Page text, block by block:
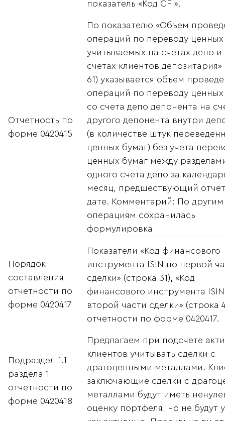
показатель «Код CFI».
Отчетность по
форме 0420415
По показателю «Объем
операций по переводу ценных
учитываемых на счетах депо и
счетах клиентов депозитария»
61) указывается объем
операций по переводу ценных
со счета депо депонента на
другого депонента внутри
(в количестве штук
ценных бумаг) без учета
ценных бумаг между
одного счета депо за
месяц, предшествующий
дате. Комментарий: По другим
операциям сохранилась
формулировка
Порядок
составления
отчетности по
форме 0420417
Показатели «Код финансового
инструмента ISIN по первой
сделки» (строка 31), «Код
финансового инструмента
второй части сделки» (строка
отчетности по форме 0420417.
Подраздел 1.1
раздела 1
отчетности по
форме 0420418
Предлагаем при подсчете
клиентов учитывать сделки с
драгоценными металлами.
заключающие сделки с
металлами будут иметь
оценку портфеля, но не будут